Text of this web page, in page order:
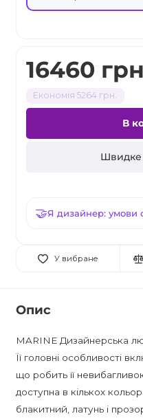
16460
Економія 5264 грн.
В
Швидке
Я дизайнер: умови
У вибране
Опис
MARINE Дизайнерська
Її головні особливості
що робить її
доступна в кількох
блакитний, латунь і